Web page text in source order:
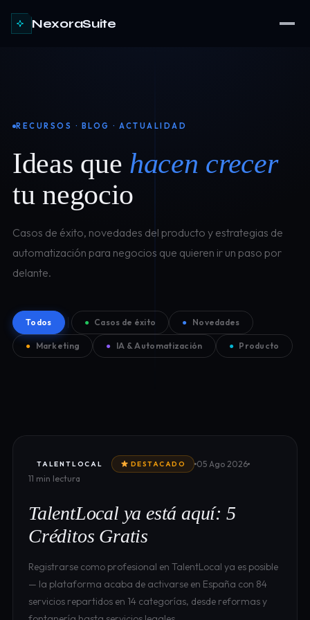
NexoraSuite
RECURSOS · BLOG · ACTUALIDAD
Ideas que hacen crecer
tu negocio
Casos de éxito, novedades del producto y estrategias de
automatización para negocios que quieren ir un paso por
delante.
Todos ● Casos de éxito ● Novedades
● Marketing ● IA & Automatización ● Producto
TALENTLOCAL DESTACADO
05 Ago 2026
11 min lectura
TalentLocal ya está aquí: 5
Créditos Gratis
Registrarse como profesional en TalentLocal ya es posible
— la plataforma acaba de activarse en España con 84
servicios repartidos en 14 categorías, desde reformas y